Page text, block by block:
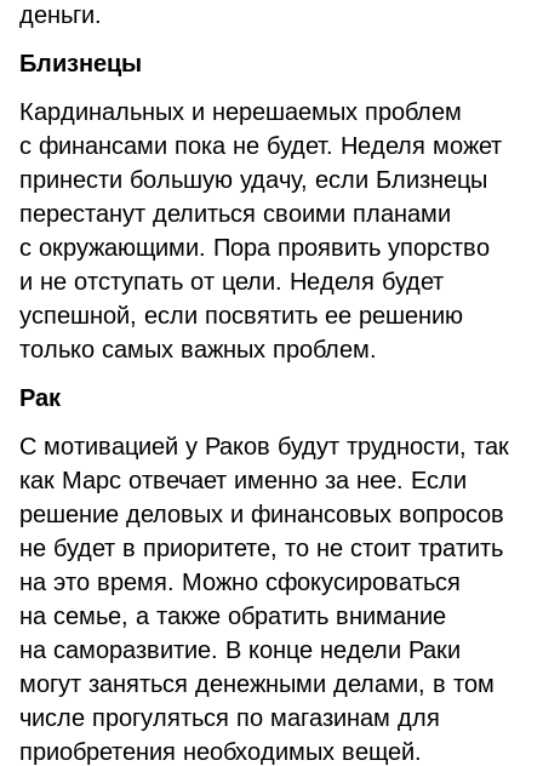
деньги.
Близнецы
Кардинальных и нерешаемых проблем
с финансами пока не будет. Неделя может
принести большую удачу, если Близнецы
перестанут делиться своими планами
с окружающими. Пора проявить упорство
и не отступать от цели. Неделя будет
успешной, если посвятить ее решению
только самых важных проблем.
Рак
С мотивацией у Раков будут трудности, так
как Марс отвечает именно за нее. Если
решение деловых и финансовых вопросов
не будет в приоритете, то не стоит тратить
на это время. Можно сфокусироваться
на семье, а также обратить внимание
на саморазвитие. В конце недели Раки
могут заняться денежными делами, в том
числе прогуляться по магазинам для
приобретения необходимых вещей.